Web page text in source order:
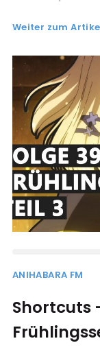
Weiter zum
ANIHABARA FM
Shortcuts